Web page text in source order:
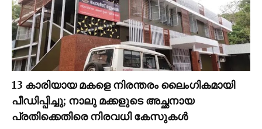
13 കാരിയായ മകളെ നിരന്തരം ലൈംഗികമായി
പീഡിപ്പിച്ചു; നാലു മക്കളുടെ അച്ഛനായ
പ്രതിക്കെതിരെ നിരവധി കേസുകള്‍